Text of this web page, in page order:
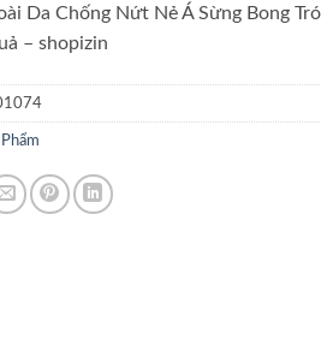
Da Chống Nứt Nẻ Á Sừng Bong
– shopizin